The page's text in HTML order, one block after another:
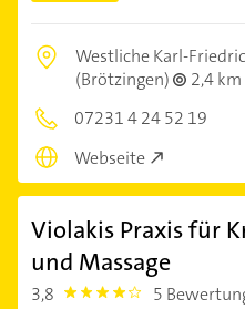
Westliche Karl-
(Brötzingen)
2,4 km
07231 4 24 52 19
Webseite
Violakis Praxis für
und Massage
3,8 3.8 5